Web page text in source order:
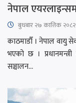
नेपाल
बुधबार २७ कात्तिक
काठमाडौँ । नेपाल वायु
भएको छ ।
सञ्चालन...